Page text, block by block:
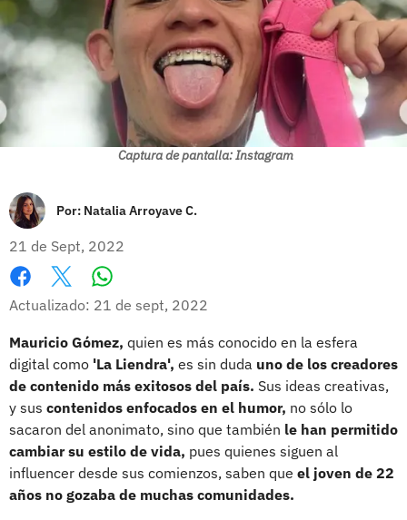
Captura de pantalla: Instagram
Por: Natalia Arroyave C.
21 de Sept, 2022
Facebook
X
Actualizado: 21 de sept, 2022
Mauricio Gómez, quien es más conocido en la esfera
digital como 'La Liendra', es sin duda uno de los creadores
de contenido más exitosos del país. Sus ideas creativas,
y sus contenidos enfocados en el humor, no sólo lo
sacaron del anonimato, sino que también le han permitido
cambiar su estilo de vida, pues quienes siguen al
influencer desde sus comienzos, saben que el joven de 22
años no gozaba de muchas comunidades.